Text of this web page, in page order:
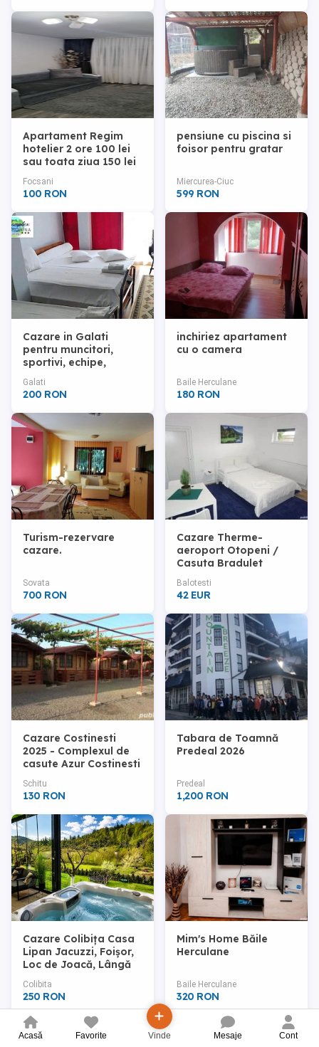
Acasă Favorite Vinde Mesaje Cont
Apartament Regim
hotelier 2 ore 100 lei
sau toata ziua 150 lei
Focsani
100 RON
pensiune cu piscina si
foisor pentru gratar
Miercurea-Ciuc
599 RON
Cazare in Galati
pentru muncitori,
sportivi, echipe,
seniori, lucratori
nepalezi
Galati
200 RON
inchiriez apartament
cu o camera
Baile Herculane
180 RON
Turism-rezervare
cazare.
Sovata
700 RON
Cazare Therme-
aeroport Otopeni /
Casuta Bradulet
Balotesti
42 EUR
Cazare Costinesti
2025 - Complexul de
casute Azur Costinesti
Schitu
130 RON
Tabara de Toamnă
Predeal 2026
Predeal
1,200 RON
Cazare Colibița Casa
Lipan Jacuzzi, Foișor,
Loc de Joacă, Lângă
Lac și SPA
Colibita
250 RON
Mim's Home Băile
Herculane
Baile Herculane
320 RON